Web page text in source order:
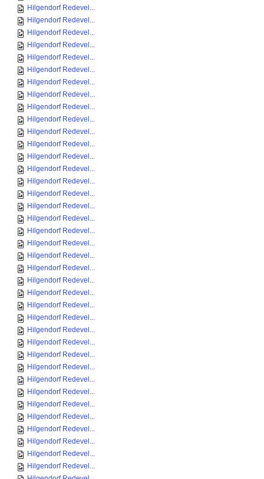
Hilgendorf Redevel...
Hilgendorf Redevel...
Hilgendorf Redevel...
Hilgendorf Redevel...
Hilgendorf Redevel...
Hilgendorf Redevel...
Hilgendorf Redevel...
Hilgendorf Redevel...
Hilgendorf Redevel...
Hilgendorf Redevel...
Hilgendorf Redevel...
Hilgendorf Redevel...
Hilgendorf Redevel...
Hilgendorf Redevel...
Hilgendorf Redevel...
Hilgendorf Redevel...
Hilgendorf Redevel...
Hilgendorf Redevel...
Hilgendorf Redevel...
Hilgendorf Redevel...
Hilgendorf Redevel...
Hilgendorf Redevel...
Hilgendorf Redevel...
Hilgendorf Redevel...
Hilgendorf Redevel...
Hilgendorf Redevel...
Hilgendorf Redevel...
Hilgendorf Redevel...
Hilgendorf Redevel...
Hilgendorf Redevel...
Hilgendorf Redevel...
Hilgendorf Redevel...
Hilgendorf Redevel...
Hilgendorf Redevel...
Hilgendorf Redevel...
Hilgendorf Redevel...
Hilgendorf Redevel...
Hilgendorf Redevel...